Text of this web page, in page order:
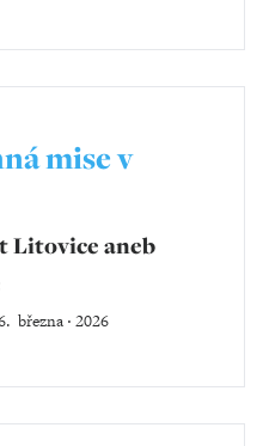
mise v
Litovice aneb
března ‧ 2026